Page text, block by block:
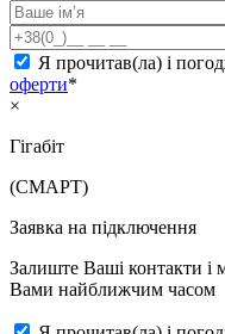
Я прочитав(ла) і
оферти*
×
Гігабіт
(СМАРТ)
Заявка на підключення
Залиште Ваші контакти і
Вами найближчим часом